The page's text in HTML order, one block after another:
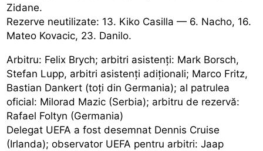
Zidane.
Rezerve neutilizate: 13. Kiko Casilla — 6. Nacho, 16.
Mateo Kovacic, 23. Danilo.
Arbitru: Felix Brych; arbitri asistenți: Mark Borsch,
Stefan Lupp, arbitri asistenți adiționali; Marco Fritz,
Bastian Dankert (toți din Germania); al patrulea
oficial: Milorad Mazic (Serbia); arbitru de rezervă:
Rafael Foltyn (Germania)
Delegat UEFA a fost desemnat Dennis Cruise
(Irlanda); observator UEFA pentru arbitri: Jaap